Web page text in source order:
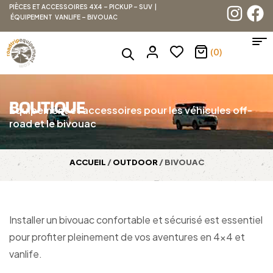
PIÈCES ET ACCESSOIRES 4X4 – PICKUP – SUV |
ÉQUIPEMENT VANLIFE – BIVOUAC
(0)
BOUTIQUE
Équipement et accessoires pour les véhicules off-
road et le bivouac
ACCUEIL /OUTDOOR / BIVOUAC
Installer un bivouac confortable et sécurisé est essentiel
pour profiter pleinement de vos aventures en 4×4 et
vanlife.